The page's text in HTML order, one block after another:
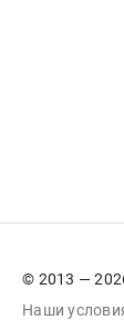
© 2013 —
Наши